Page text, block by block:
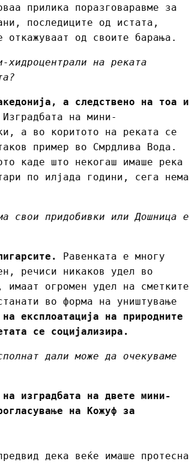
прилика поразговаравме за
последиците од истата,
откажуваат од своите барања.
хидроцентрали на реката
а следствено на тоа и
Изградбата на мини-
а во коритото на реката се
пример во Смрдлива Вода.
каде што некогаш имаше река
по илјада години, сега нема
свои придобивки или Дошница е
Равенката е многу
речиси никаков удел во
имаат огромен удел на сметките
во форма на уништување
експлоатација на природните
се социјализира.
дали може да очекуваме
изградбата на двете мини-
на Кожуф за
дека веќе имаше протесна